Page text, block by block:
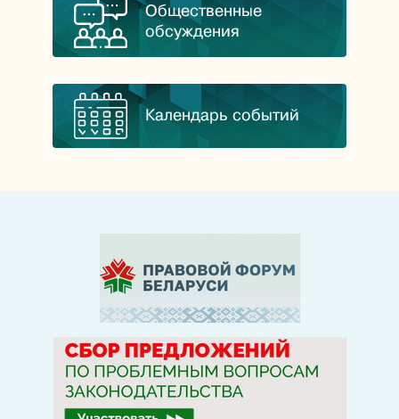
Общественные
обсуждения
Календарь событий